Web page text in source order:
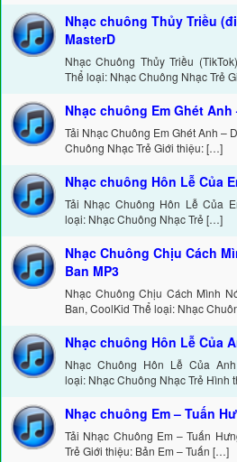
Nhạc chuông Thủy Triều
MasterD
Nhạc Chuông Thủy Triều
Thể loại: Nhạc Chuông Nhạc Trẻ
Nhạc chuông Em Ghét
Tải Nhạc Chuông Em Ghét Anh –
Chuông Nhạc Trẻ Giới thiệu: […]
Nhạc chuông Hôn Lễ Của
Tải Nhạc Chuông Hôn Lễ Của
loại: Nhạc Chuông Nhạc Trẻ […]
Nhạc Chuông Chịu Cách
Ban MP3
Nhạc Chuông Chịu Cách Mình
Ban, CoolKid Thể loại: Nhạc
Nhạc chuông Hôn Lễ Của
Nhạc Chuông Hôn Lễ Của
loại: Nhạc Chuông Nhạc Trẻ Hình
Nhạc chuông Em – Tuấn
Tải Nhạc Chuông Em – Tuấn
Trẻ Giới thiệu: Bản Em – Tuấn […]